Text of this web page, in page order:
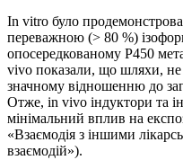
In vitro було
переважною (> 80 %)
опосередкованому P450
vivo показали, що шляхи, не
значному відношенню до
Отже, in vivo індуктори та
мінімальний вплив на
«Взаємодія з іншими
взаємодій»).